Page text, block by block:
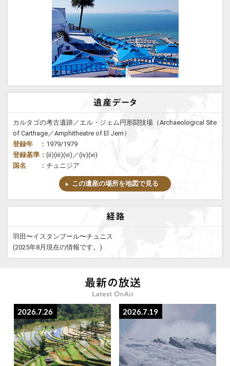
カルタゴの考古遺跡／エル・ジェム円形闘技場（Archaeological Site
of Carthage／Amphitheatre of El Jem）
登録年 ： 1979/1979
登録基準： (ii)(iii)(vi)／(iv)(vi)
国名 ： チュニジア
この遺産の場所を地図で見る
羽田〜イスタンブール〜チュニス
(2025年8月現在の情報です。)
2026.7.26 2026.7.19